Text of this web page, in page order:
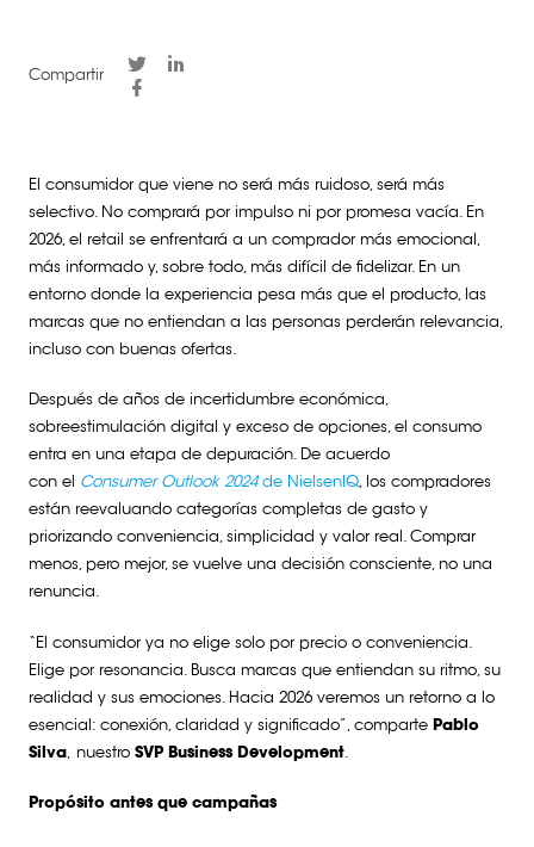
Compartir
El consumidor que viene no será más ruidoso, será más
selectivo. No comprará por impulso ni por promesa vacía. En
2026, el retail
se enfrentará a un comprador más emocional,
más informado y, sobre todo, más difícil de fidelizar. En un
entorno donde la experiencia pesa más que el producto, las
marcas que no entiendan a las personas perderán relevancia,
incluso con buenas ofertas.
Después de años de incertidumbre económica,
sobreestimulación digital y exceso de opciones, el consumo
entra en una etapa de depuración. De acuerdo
con el Consumer Outlook 2024de NielsenIQ, los compradores
están reevaluando categorías completas de gasto y
priorizando conveniencia, simplicidad y valor real. Comprar
menos, pero mejor, se vuelve una decisión consciente, no una
renuncia.
“El consumidor ya no elige solo por precio o conveniencia.
Elige por resonancia. Busca marcas que entiendan su ritmo, su
realidad y sus emociones. Hacia 2026 veremos un retorno a lo
esencial: conexión, claridad y significado”, comparte Pablo
Silva , nuestro SVP Business Development
Propósito antes que campañas